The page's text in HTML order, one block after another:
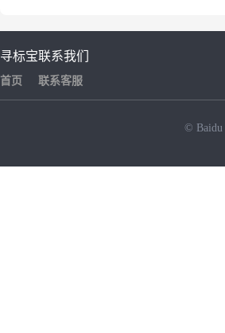
寻标宝
首页
联系我们
联系客服
© Baidu